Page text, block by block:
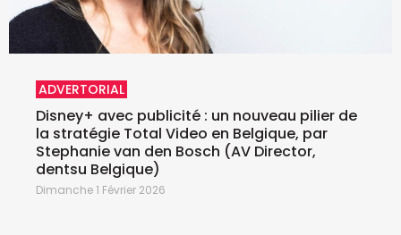
ADVERTORIAL
Disney+ avec publicité : un nouveau pilier de
la stratégie Total Video en Belgique, par
Stephanie van den Bosch (AV Director,
dentsu Belgique)
Dimanche 1 Février 2026